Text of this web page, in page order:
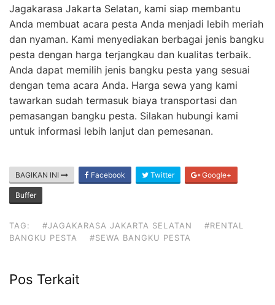
Jagakarasa Jakarta Selatan, kami siap membantu
Anda membuat acara pesta Anda menjadi lebih meriah
dan nyaman. Kami menyediakan berbagai jenis bangku
pesta dengan harga terjangkau dan kualitas terbaik.
Anda dapat memilih jenis bangku pesta yang sesuai
dengan tema acara Anda. Harga sewa yang kami
tawarkan sudah termasuk biaya transportasi dan
pemasangan bangku pesta. Silakan hubungi kami
untuk informasi lebih lanjut dan pemesanan.
BAGIKAN INI Facebook Twitter Google+
Buffer
TAG: #JAGAKARASA JAKARTA SELATAN
#RENTAL
BANGKU PESTA
#SEWA BANGKU PESTA
Pos Terkait